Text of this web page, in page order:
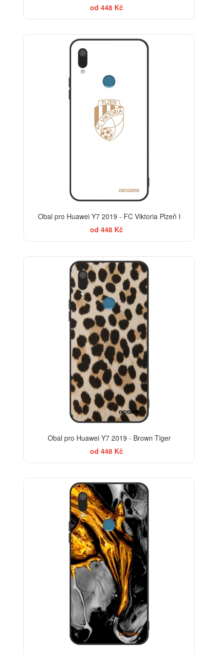
od 448 Kč
Obal pro Huawei Y7 2019 - FC Viktoria Plzeň I
od 448 Kč
Obal pro Huawei Y7 2019 - Brown Tiger
od 448 Kč